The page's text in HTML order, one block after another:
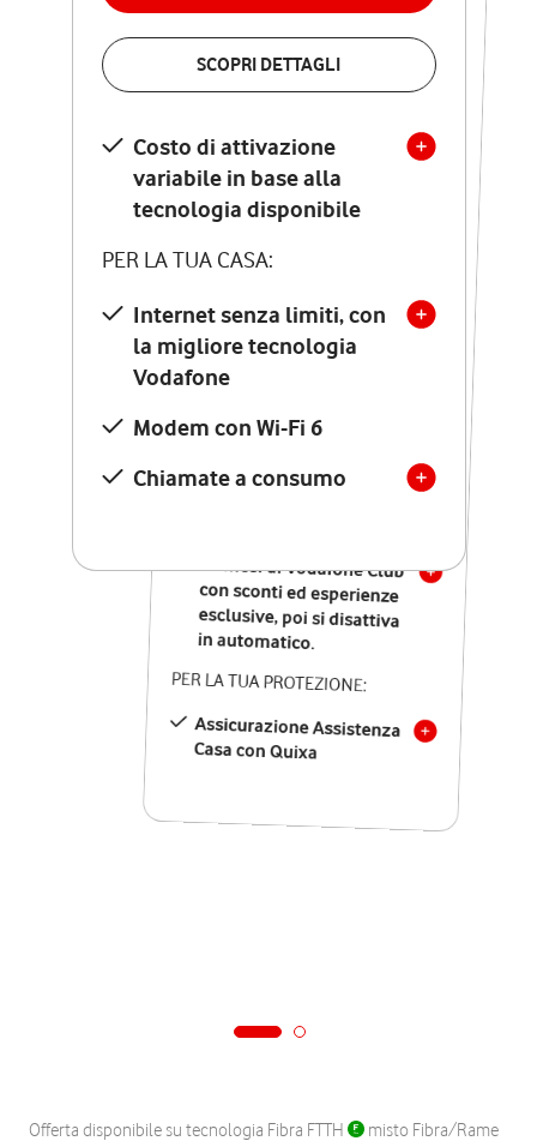
SCOPRI DETTAGLI
Costo di attivazione
variabile in base alla
tecnologia disponibile
PER LA TUA CASA:
Internet senza limiti, con
la migliore tecnologia
Vodafone
Modem con Wi-Fi 6
Chiamate a consumo
VERIFICA LA COPERTURA
Costo di attivazione
variabile in base alla
tecnologia disponibile
PER LA TUA CASA:
Internet senza limiti, con
la migliore tecnologia
Vodafone
Modem Seven con Wi-Fi 7
Chiamate illimitate verso
numeri fissi e mobili
nazionali
12 mesi di Vodafone Club
con sconti ed esperienze
esclusive, poi si disattiva
in automatico.
PER LA TUA PROTEZIONE:
Assicurazione Assistenza
Casa con Quixa
Offerta disponibile su tecnologia Fibra FTTH
misto Fibra/Rame